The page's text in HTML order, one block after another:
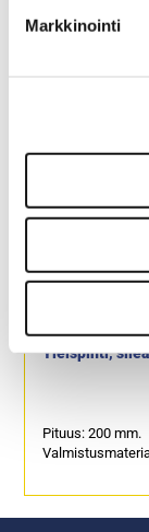
Markkinointi
Yleispihti,
Pituus: 200 mm.
Valmistettu